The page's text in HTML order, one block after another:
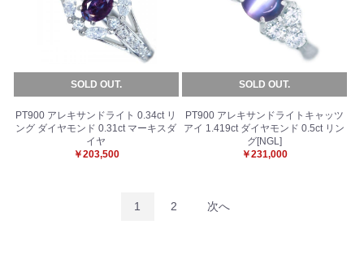
SOLD OUT.
PT900 アレキサンドライト 0.34ct リ
ング ダイヤモンド 0.31ct マーキスダ
イヤ
￥203,500
SOLD OUT.
PT900 アレキサンドライトキャッツ
アイ 1.419ct ダイヤモンド 0.5ct リン
グ[NGL]
￥231,000
1 2 次へ